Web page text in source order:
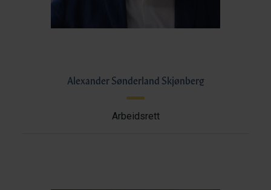
Alexander Sønderland Skjønberg
Arbeidsrett